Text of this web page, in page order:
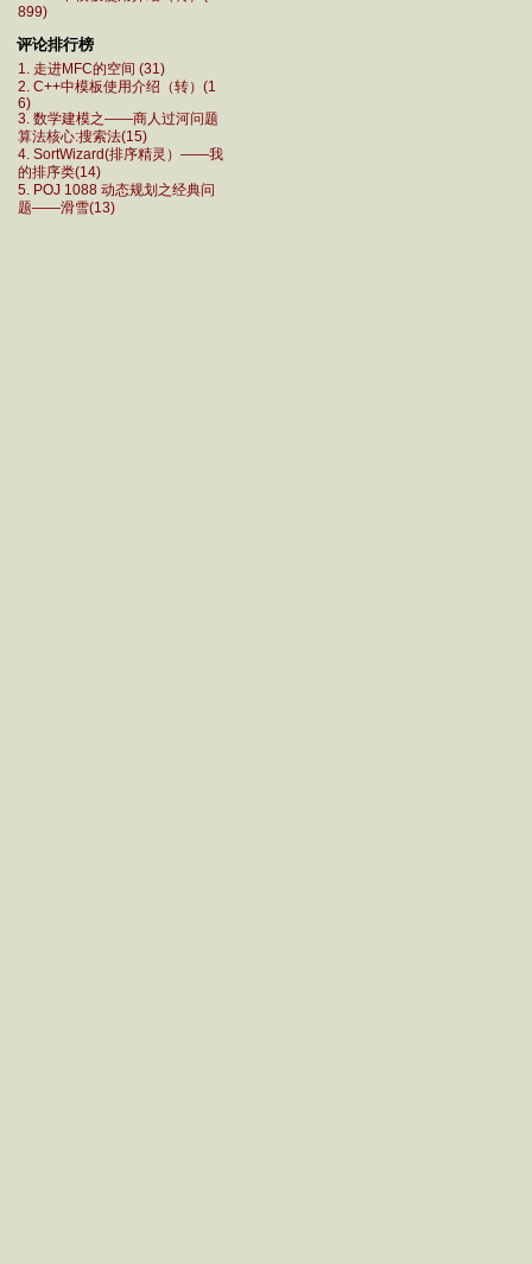
899)
评论排行榜
1. 走进MFC的空间 (31)
2. C++中模板使用介绍（转）(1
6)
3. 数学建模之——商人过河问题
算法核心:搜索法(15)
4. SortWizard(排序精灵）——我
的排序类(14)
5. POJ 1088 动态规划之经典问
题——滑雪(13)